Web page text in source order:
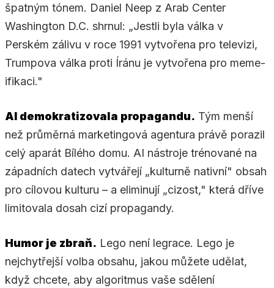
špatným tónem. Daniel Neep z Arab Center
Washington D.C. shrnul: „Jestli byla válka v
Perském zálivu v roce 1991 vytvořena pro televizi,
Trumpova válka proti Íránu je vytvořena pro meme-
ifikaci."
AI demokratizovala propagandu. Tým menší
než průměrná marketingová agentura právě porazil
celý aparát Bílého domu. AI nástroje trénované na
západních datech vytvářejí „kulturně nativní" obsah
pro cílovou kulturu – a eliminují „cizost," která dříve
limitovala dosah cizí propagandy.
Humor je zbraň. Lego není legrace. Lego je
nejchytřejší volba obsahu, jakou můžete udělat,
když chcete, aby algoritmus vaše sdělení